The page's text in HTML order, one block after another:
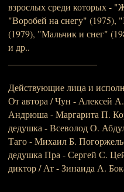
взрослых среди которых -
"Воробей на снегу" (1975),
(1979), "Мальчик и снег"
и др..
Действующие лица и
От автора / Чун - Алексей
Андрюша - Маргарита П.
дедушка - Всеволод О.
Таго - Михаил Б.
дедушка Пра - Сергей С.
диктор / Ат - Зинаида А.